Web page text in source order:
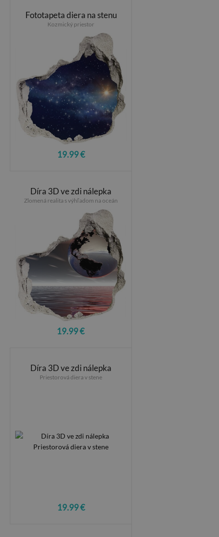
Fototapeta diera na stenu
Kozmický priestor
19.99 €
Díra 3D ve zdi nálepka
Zlomená realita s výhľadom na oceán
19.99 €
Díra 3D ve zdi nálepka
Priestorová diera v stene
19.99 €